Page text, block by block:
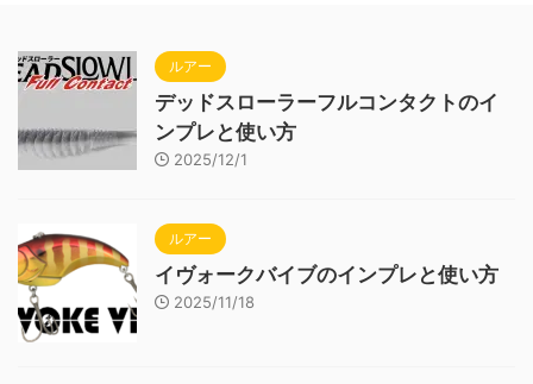
ルアー
デッドスローラーフルコンタクトのイ
ンプレと使い方
2025/12/1
ルアー
イヴォークバイブのインプレと使い方
2025/11/18